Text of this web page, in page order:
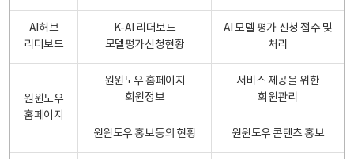
AI허브
리더보드
K-AI 리더보드
모델평가신청현황
AI 모델 평가 신청 접수 및
처리
원윈도우
홈페이지
원윈도우 홈페이지
회원정보
서비스 제공을 위한
회원관리
원윈도우 홍보동의 현황 원윈도우 콘텐츠 홍보